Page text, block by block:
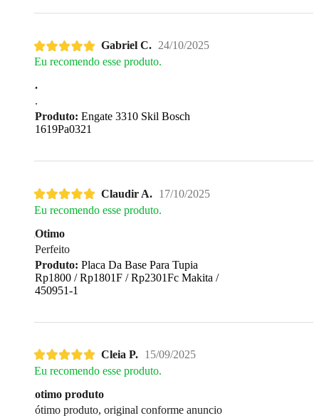
Gabriel C. 24/10/2025
Eu recomendo esse produto.
.
.
Produto: Engate 3310 Skil Bosch
1619Pa0321
Claudir A. 17/10/2025
Eu recomendo esse produto.
Otimo
Perfeito
Produto: Placa Da Base Para Tupia
Rp1800 / Rp1801F / Rp2301Fc Makita /
450951-1
Cleia P. 15/09/2025
Eu recomendo esse produto.
otimo produto
ótimo produto, original conforme anuncio